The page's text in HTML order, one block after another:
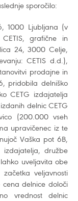
sporočilo:
1000 Ljubljana (v
grafične in
24, 3000 Celje,
CETIS d.d.),
prodajne in
pridobila delniško
CETG izdajatelja
delnic CETG
(200.000 vseh
upravičenec iz te
Vaška pot 6B,
družbe
uveljavita obe
veljavnosti
delnice določi
vrednost delnic